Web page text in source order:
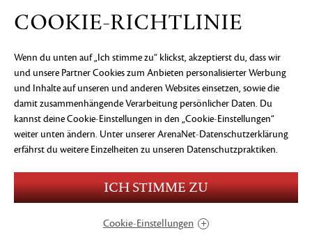
ein neues Kapitel der Geschichte von Guild Wars 2. Erkundet die
wilden Chaos-Inseln, überlebt die Rache eines Geisterschiffs und
entdeckt neue Gameplay-Features und Spielverbesserungen.
SCHLACHTZUG
FESTUNG DER TREUEN
14. JUNI
COOKIE-RICHTLINIE
Wenn du unten auf „Ich stimme zu“ klickst, akzeptierst du, dass wir
und unsere Partner Cookies zum Anbieten personalisierter Werbung
und Inhalte auf unseren und anderen Websites einsetzen, sowie die
damit zusammenhängende Verarbeitung persönlicher Daten. Du
kannst deine Cookie-Einstellungen in den „Cookie-Einstellungen“
weiter unten ändern. Unter unserer ArenaNet-Datenschutzerklärung
erfährst du weitere Einzelheiten zu unseren Datenschutzpraktiken.
ICH STIMME ZU
Cookie-Einstellungen